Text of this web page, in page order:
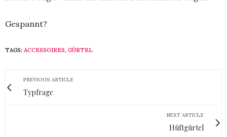
Gespannt?
TAGS: ACCESSOIRES, GÜRTEL
PREVIOUS ARTICLE
Typfrage
NEXT ARTICLE
Hüftgürtel